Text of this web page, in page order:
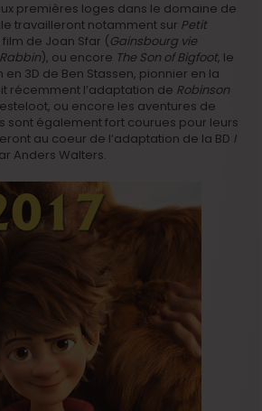
premières loges dans le domaine de
travailleront notamment sur Petit
de Joan Sfar (Gainsbourg vie
), ou encore The Son of Bigfoot, le
3D de Ben Stassen, pionnier en la
récemment l’adaptation de Robinson
ou encore les aventures de
sont également fort courues pour leurs
au coeur de l’adaptation de la BD I
Anders Walters.